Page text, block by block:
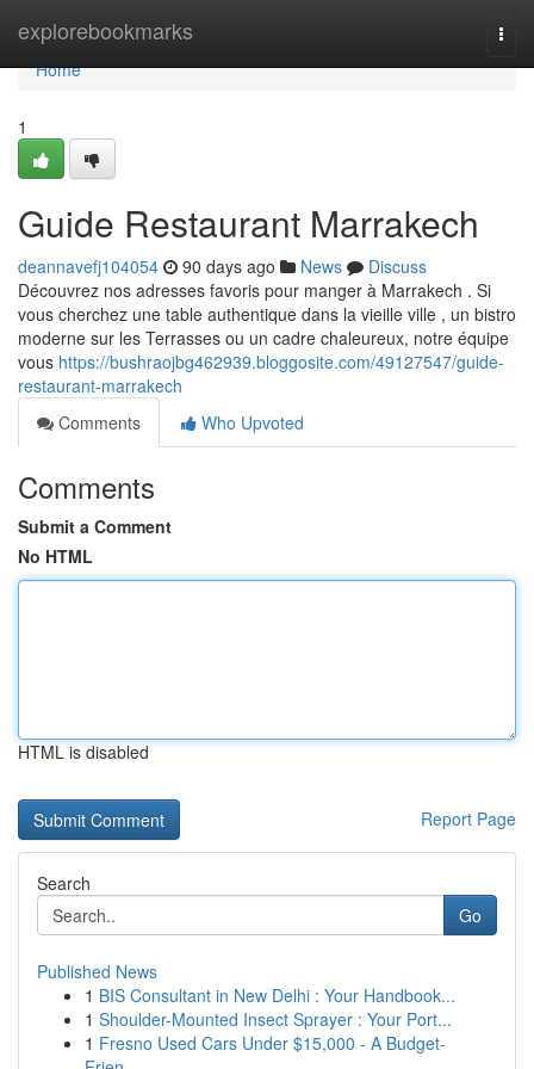
explorebookmarks
Home
Home
1
Guide Restaurant Marrakech
deannavefj104054 90 days ago News
Discuss
Découvrez nos adresses favoris pour manger à Marrakech . Si
vous cherchez une table authentique dans la vieille ville , un bistro
moderne sur les Terrasses ou un cadre chaleureux, notre équipe
vous https://bushraojbg462939.bloggosite.com/49127547/guide-
restaurant-marrakech
Comments
Who Upvoted
Comments
Submit a Comment
No HTML
HTML is disabled
Report Page
Search
Go
Published News
1 BIS Consultant in New Delhi : Your Handbook...
1 Shoulder-Mounted Insect Sprayer : Your Port...
1 Fresno Used Cars Under $15,000 - A Budget-